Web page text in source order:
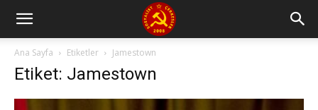
Ana Sayfa Etiketler Jamestown
Etiket: Jamestown